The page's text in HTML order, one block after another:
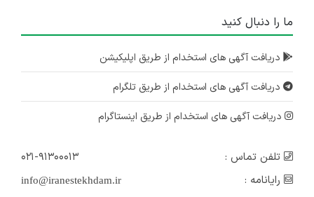
ما را دنبال کنید
دریافت آگهی های استخدام از طریق اپلیکیشن
دریافت آگهی های استخدام از طریق تلگرام
دریافت آگهی های استخدام از طریق اینستاگرام
تلفن تماس :
۰۲۱-۹۱۳۰۰۰۱۳
رایانامه :
info@iranestekhdam.ir